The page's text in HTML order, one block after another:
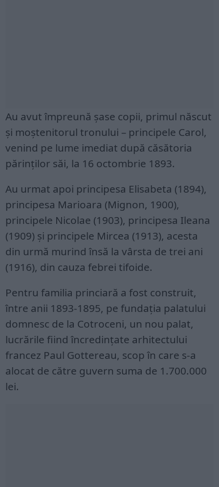
Au avut împreună şase copii, primul născut
şi moştenitorul tronului – principele Carol,
venind pe lume imediat după căsătoria
părinţilor săi, la 16 octombrie 1893.
Au urmat apoi principesa Elisabeta (1894),
principesa Marioara (Mignon, 1900),
principele Nicolae (1903), principesa Ileana
(1909) şi principele Mircea (1913), acesta
din urmă murind însă la vârsta de trei ani
(1916), din cauza febrei tifoide.
Pentru familia princiară a fost construit,
între anii 1893-1895, pe fundaţia palatului
domnesc de la Cotroceni, un nou palat,
lucrările fiind încredinţate arhitectului
francez Paul Gottereau, scop în care s-a
alocat de către guvern suma de 1.700.000
lei.